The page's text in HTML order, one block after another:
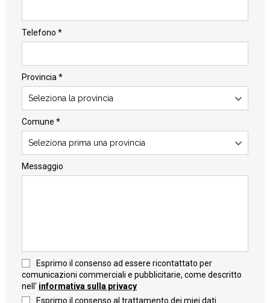
Telefono *
Provincia *
Seleziona la provincia
Comune *
Seleziona prima una provincia
Messaggio
Esprimo il consenso ad essere ricontattato per
comunicazioni commerciali e pubblicitarie, come descritto
nell' informativa sulla privacy
Esprimo il consenso al trattamento dei miei dati